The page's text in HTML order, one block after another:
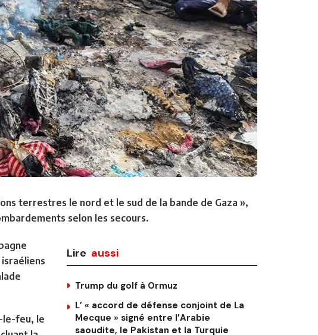
terrestres le nord et le sud de la bande de Gaza »,
selon les secours.
Lire aussi
Trump du golf à Ormuz
L’ « accord de défense conjoint de La
Mecque » signé entre l’Arabie
saoudite, le Pakistan et la Turquie
le-feu, le